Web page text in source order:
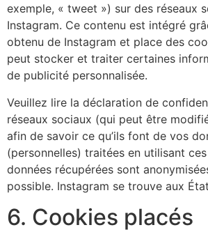
exemple, « tweet ») sur des réseaux
Instagram. Ce contenu est intégré
obtenu de Instagram et place des
peut stocker et traiter certaines
de publicité personnalisée.
Veuillez lire la déclaration de
réseaux sociaux (qui peut être
afin de savoir ce qu’ils font de vos
(personnelles) traitées en utilisant
données récupérées sont
possible. Instagram se trouve aux
6. Cookies placés